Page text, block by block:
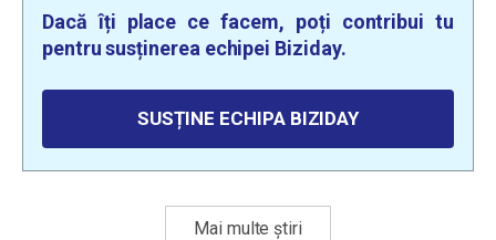
Dacă îți place ce facem, poți contribui tu
pentru susținerea echipei Biziday.
SUSȚINE ECHIPA BIZIDAY
Mai multe știri